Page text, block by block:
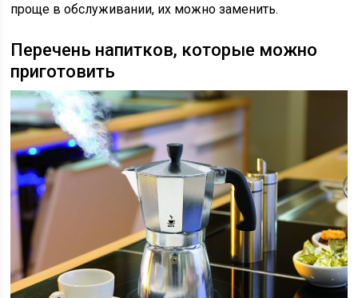
проще в обслуживании, их можно заменить.
Перечень напитков, которые можно
приготовить